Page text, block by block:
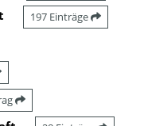
197 Einträge